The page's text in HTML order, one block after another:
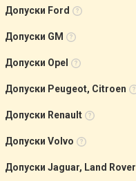
Допуски Ford
Допуски GM
Допуски Opel
Допуски Peugeot, Citroen
Допуски Renault
Допуски Volvo
Допуски Jaguar, Land Rover